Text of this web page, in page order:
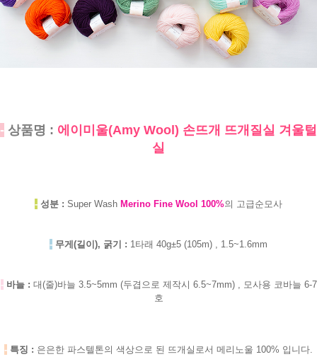
- 상품명 : 에이미울(Amy Wool) 손뜨개 뜨개질실 겨울털
실
- 성분 : Super Wash Merino Fine Wool 100%의 고급순모사
- 무게(길이), 굵기 : 1타래 40g±5 (105m) , 1.5~1.6mm
- 바늘 : 대(줄)바늘 3.5~5mm (두겹으로 제작시 6.5~7mm) , 모사용 코바늘 6-7
호
- 특징 : 은은한 파스텔톤의 색상으로 된 뜨개실로서 메리노울 100% 입니다.